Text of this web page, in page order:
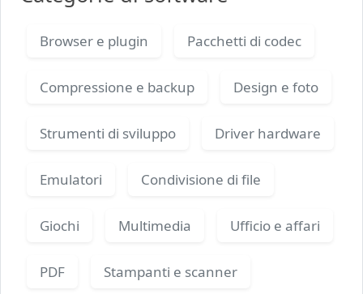
Browser e plugin Pacchetti di codec
Compressione e backup Design e foto
Strumenti di sviluppo Driver hardware
Emulatori Condivisione di file
Giochi Multimedia Ufficio e affari
PDF Stampanti e scanner